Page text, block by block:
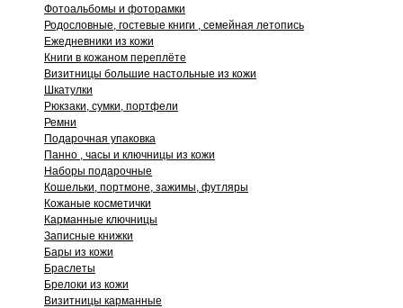
Фотоальбомы и фоторамки
Родословные, гостевые книги , семейная летопись
Ежедневники из кожи
Книги в кожаном переплёте
Визитницы большие настольные из кожи
Шкатулки
Рюкзаки, сумки, портфели
Ремни
Подарочная упаковка
Панно , часы и ключницы из кожи
Наборы подарочные
Кошельки, портмоне, зажимы, футляры
Кожаные косметички
Карманные ключницы
Записные книжки
Бары из кожи
Браслеты
Брелоки из кожи
Визитницы карманные